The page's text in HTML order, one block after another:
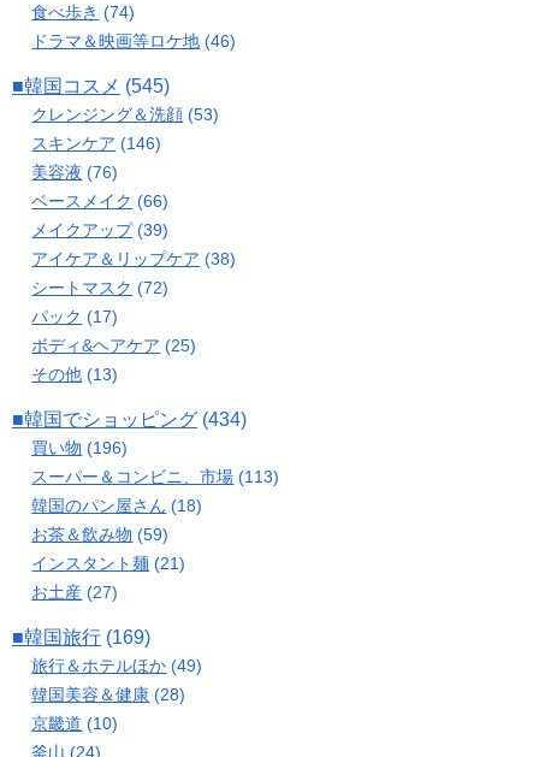
食べ歩き (74)
ドラマ＆映画等ロケ地 (46)
■韓国コスメ (545)
クレンジング＆洗顔 (53)
スキンケア (146)
美容液 (76)
ベースメイク (66)
メイクアップ(39)
アイケア＆リップケア (38)
シートマスク (72)
パック (17)
ボディ&ヘアケア (25)
その他 (13)
■韓国でショッピング (434)
買い物 (196)
スーパー＆コンビニ、市場 (113)
韓国のパン屋さん (18)
お茶＆飲み物 (59)
インスタント麺 (21)
お土産 (27)
■韓国旅行 (169)
旅行＆ホテルほか (49)
韓国美容＆健康 (28)
京畿道 (10)
釜山 (24)